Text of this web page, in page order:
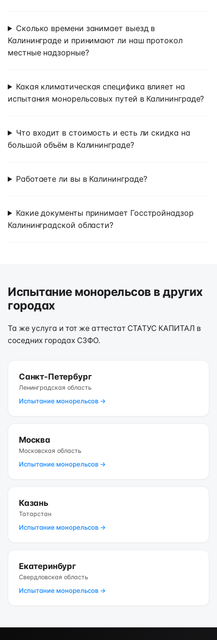
Сколько времени занимает выезд в
Калининграде и принимают ли наш протокол
местные надзорные?
Какая климатическая специфика влияет на
испытания монорельсовых путей в Калининграде?
Что входит в стоимость и есть ли скидка на
большой объём в Калининграде?
Работаете ли вы в Калининграде?
Какие документы принимает Госстройнадзор
Калининградской области?
Испытание монорельсов в других
городах
Та же услуга и тот же аттестат СТАТУС КАПИТАЛ в
соседних городах СЗФО.
Санкт-Петербург
Ленинградская область
Испытание монорельсов →
Москва
Московская область
Испытание монорельсов →
Казань
Татарстан
Испытание монорельсов →
Екатеринбург
Свердловская область
Испытание монорельсов →